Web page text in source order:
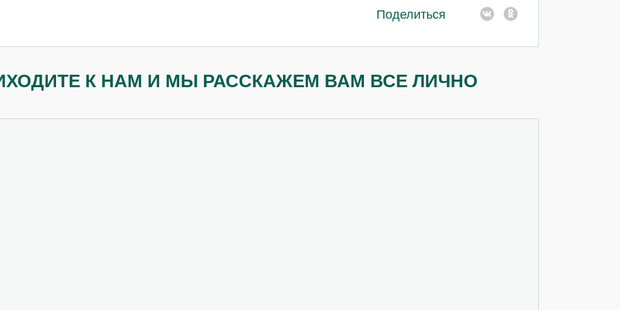
Поделиться
К НАМ И МЫ РАССКАЖЕМ ВАМ ВСЕ ЛИЧНО